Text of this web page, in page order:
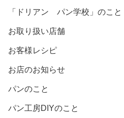
「ドリアン パン学校」のこと
お取り扱い店舗
お客様レシピ
お店のお知らせ
パンのこと
パン工房DIYのこと